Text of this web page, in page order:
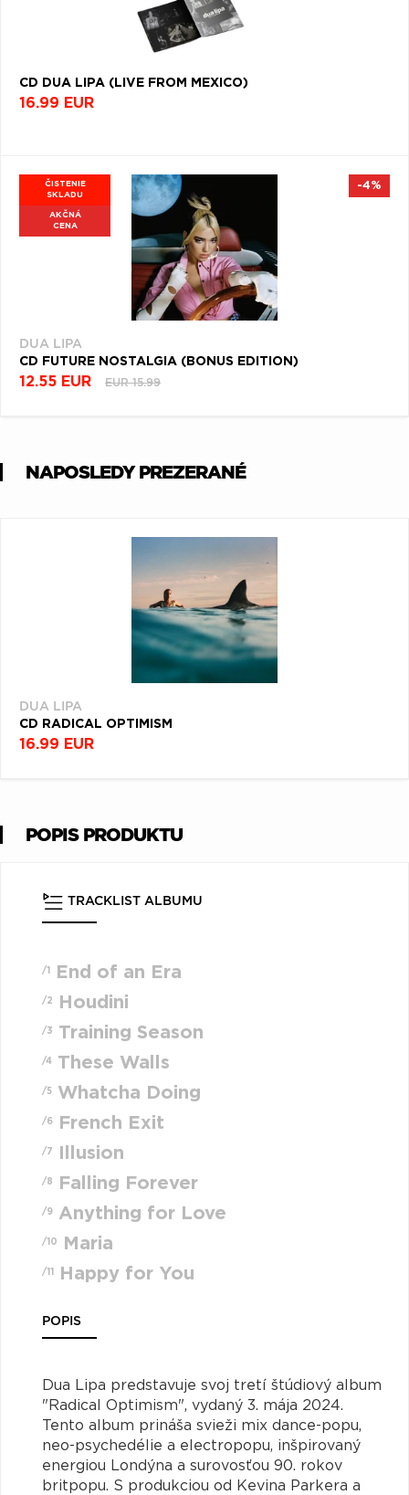
CD DUA LIPA (LIVE FROM MEXICO)
16.99 EUR
ČISTENIE
SKLADU
AKČNÁ
CENA
DUA LIPA
CD FUTURE NOSTALGIA (BONUS EDITION)
12.55 EUR EUR 15.99
-4%
NAPOSLEDY PREZERANÉ
DUA LIPA
CD RADICAL OPTIMISM
16.99 EUR
POPIS PRODUKTU
TRACKLIST ALBUMU
/1 End of an Era
/2 Houdini
/3 Training Season
/4 These Walls
/5 Whatcha Doing
/6 French Exit
/7 Illusion
/8 Falling Forever
/9 Anything for Love
/10 Maria
/11 Happy for You
POPIS
Dua Lipa predstavuje svoj tretí štúdiový album
"Radical Optimism", vydaný 3. mája 2024.
Tento album prináša svieži mix dance-popu,
neo-psychedélie a electropopu, inšpirovaný
energiou Londýna a surovosťou 90. rokov
britpopu. S produkciou od Kevina Parkera a